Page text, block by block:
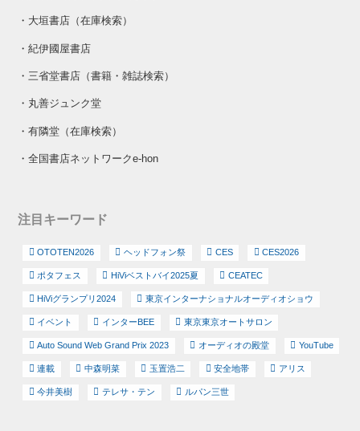
・ 大垣書店（在庫検索）
・紀伊國屋書店
・ 三省堂書店（書籍・雑誌検索）
・ 丸善ジュンク堂
・有隣堂（在庫検索）
・全国書店ネットワークe-hon
注目キーワード
OTOTEN2026 ヘッドフォン祭 CES CES2026
ポタフェス HiViベストバイ2025夏 CEATEC
HiViグランプリ2024 東京インターナショナルオーディオショウ
イベント インターBEE 東京東京オートサロン
Auto Sound Web Grand Prix 2023 オーディオの殿堂 YouTube
連載 中森明菜 玉置浩二 安全地帯 アリス
今井美樹 テレサ・テン ルパン三世